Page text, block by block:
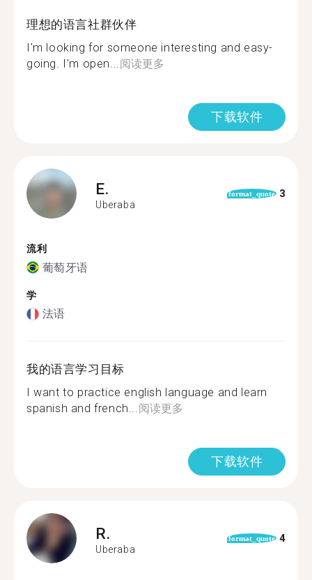
理想的语言社群伙伴
I'm looking for someone interesting and easy-
going. I'm open...阅读更多
下载软件
E.
Uberaba
format_quote 3
流利
葡萄牙语
学
法语
我的语言学习目标
I want to practice english language and learn
spanish and french...阅读更多
下载软件
R.
Uberaba
format_quote 4